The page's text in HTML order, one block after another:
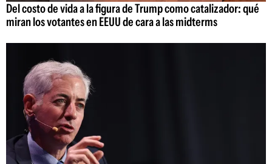
Del costo de vida a la figura de Trump como catalizador: qué
miran los votantes en EEUU de cara a las midterms